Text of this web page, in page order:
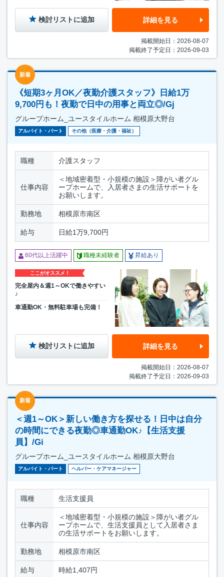
検討リストに追加 詳細を見る
掲載開始日：2026-08-07
掲載終了予定日：2026-09-03
新着
《短期3ヶ月OK／夜勤介護スタッフ》日給1万
9,700円も！夜勤で日中の用事と両立◎/Gj
グループホーム_ユースタイルホーム 相模原大野台
アルバイト・パート その他（医療・介護・福祉）
職種 介護スタッフ
仕事内容
＜地域密着型・小規模の施設＞障がい者グル
ープホームで、入居者さまの生活サポートを
お願いします。
勤務地 相模原市南区
給与 日給1万9,700円
60代以上活躍中 職種未経験者 昇給あり
ここがオススメ！
完全屋内＆週1～OKで働きやすい
♪
車通勤OK・無料駐車場も完備！
検討リストに追加 詳細を見る
掲載開始日：2026-08-07
掲載終了予定日：2026-09-03
新着
＜週1～OK＞新しい働き方を探せる！日中は自分
の時間にできる夜勤◎車通勤OK♪【生活支援
員】/Gi
グループホーム_ユースタイルホーム 相模原大野台
アルバイト・パート ヘルパー・ケアマネージャー
職種 生活支援員
仕事内容
＜地域密着型・小規模の施設＞障がい者グル
ープホームで、生活支援員として入居者さま
の生活サポートをお願いします。
勤務地 相模原市南区
給与 時給1,407円